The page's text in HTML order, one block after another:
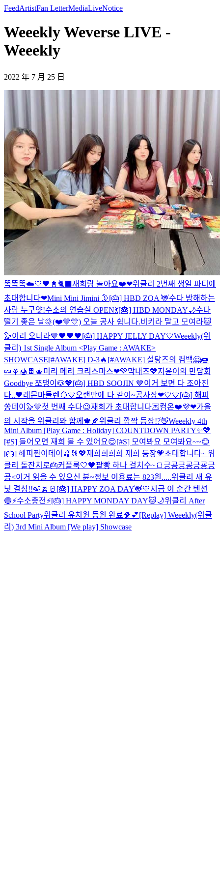
FeedArtistFan LetterMediaLiveNotice
Weeekly Weverse LIVE -
Weeekly
2022 年 7 月 25 日
똑똑똑☁️🤍🖤📓🐈‍⬛ 재희랑 놀아요❤️❤위클리 2번째 생일 파티에
초대합니다❤Mini Mini Jimini 🌛 [🎂] HBD ZOA 🦌수다 방해하는
사람 누구얏!수소의 연습실 OPEN💃[🎂] HBD MONDAY🌙수다
떨기 좋은 날🌞(❤️💙💛) 오늘 공사 쉽니다.비키라 말고 모여라🐱
🦭이리 오너라🤎🖤🤎🖤[🎂] HAPPY JELLY DAY💛Weeekly(위
클리) 1st Single Album <Play Game : AWAKE>
SHOWCASE[#AWAKE] D-3🔥 [#AWAKE] 설탕즈의 컴백🤗🍩
🍬🍭🍯🍫 🎄미리 메리 크리스마스❤💚막내즈💖지윤이의 만담회
Goodbye 쪼댕이🐶💖[🎂] HBD SOOJIN 💙이거 보면 다 조아진
다..🖤레몬마들렌🍋💛 오랜만에 다 같이~공사장❤💙💛[🎂] 해피
쏭데이🦭💙첫 번째 수다😉재희가 초대합니다💌컴온❤️💜❤가을
의 시작을 위클리와 함께🍁🍂위클리 깜짝 등장!?👋Weeekly 4th
Mini Album [Play Game : Holiday] COUNTDOWN PARTY✨💖
[#S] 들어오면 재희 볼 수 있어요😊[#S] 모여봐요 모여봐요~~😊
[🎂] 해피짠이데이🍒🐰💖재희희희희 재희 등장💗초대합니다~ 위
클리 돌잔치로🎂커플룩🤍🖤팥빵 하나 걸치수~🍞긍굥긍굥긍굥긍
굙<이거 읽을 수 있으신 뷴~정보 이용료는 823원.....위클리 새 유
닛 결성!!🍉🍌🥛 [🎂] HAPPY ZOA DAY🦌💛지금 이 순간 텐션
🔵⚡️수소충전⚡️[🎂] HAPPY MONDAY DAY🐱🌙위클리 After
School Party위클리 유치원 등원 완료🐥💕[Replay] Weeekly(위클
리) 3rd Mini Album [We play] Showcase